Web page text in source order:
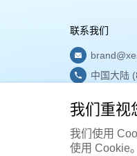
我们重视
我们使用
使用 Cookie
联系我们
中国大陆